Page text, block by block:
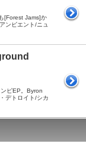
[Forest Jams]か
ンビエント/ニュ
ピEP。Byron
デトロイト/シカ